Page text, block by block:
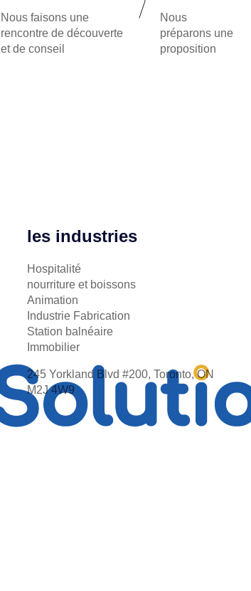
Nous faisons une
rencontre de découverte
et de conseil
Nous
préparons une
proposition
les industries
Hospitalité
nourriture et boissons
Animation
Industrie Fabrication
Station balnéaire
Immobilier
245 Yorkland Blvd #200, Toronto, ON
M2J 4W9